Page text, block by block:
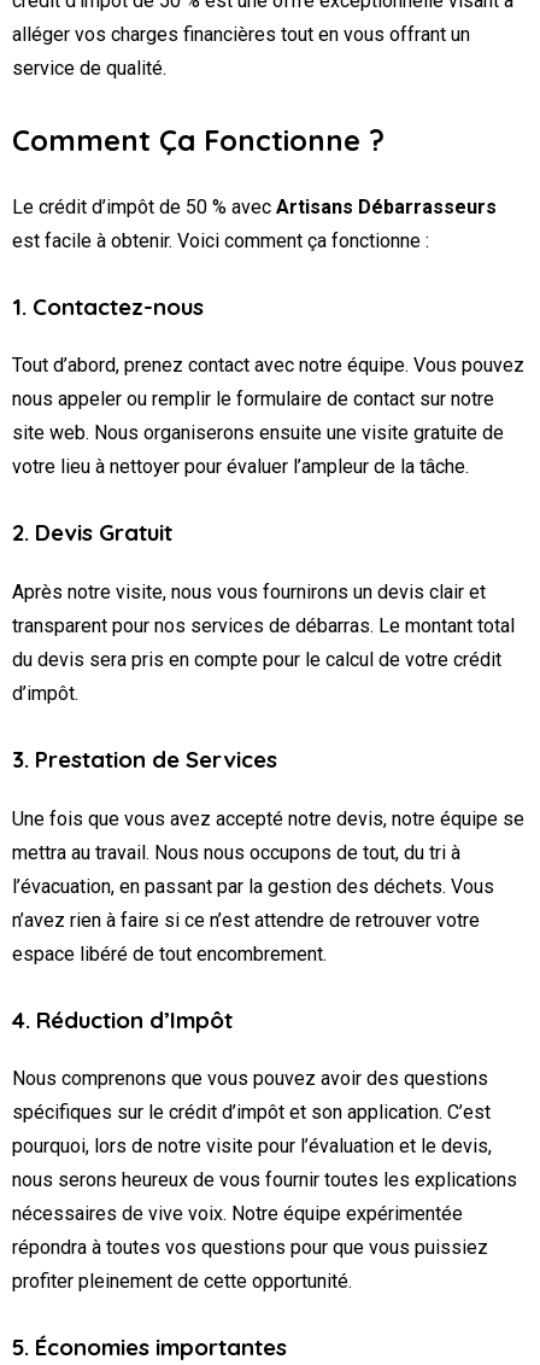
alléger vos charges financières tout en vous offrant un
service de qualité.
Comment Ça Fonctionne ?
Le crédit d’impôt de 50 % avec Artisans Débarrasseurs
est facile à obtenir. Voici comment ça fonctionne :
1. Contactez-nous
Tout d’abord, prenez contact avec notre équipe. Vous pouvez
nous appeler ou remplir le formulaire de contact sur notre
site web. Nous organiserons ensuite une visite gratuite de
votre lieu à nettoyer pour évaluer l’ampleur de la tâche.
2. Devis Gratuit
Après notre visite, nous vous fournirons un devis clair et
transparent pour nos services de débarras. Le montant total
du devis sera pris en compte pour le calcul de votre crédit
d’impôt.
3. Prestation de Services
Une fois que vous avez accepté notre devis, notre équipe se
mettra au travail. Nous nous occupons de tout, du tri à
l’évacuation, en passant par la gestion des déchets. Vous
n’avez rien à faire si ce n’est attendre de retrouver votre
espace libéré de tout encombrement.
4. Réduction d’Impôt
Nous comprenons que vous pouvez avoir des questions
spécifiques sur le crédit d’impôt et son application. C’est
pourquoi, lors de notre visite pour l’évaluation et le devis,
nous serons heureux de vous fournir toutes les explications
nécessaires de vive voix. Notre équipe expérimentée
répondra à toutes vos questions pour que vous puissiez
profiter pleinement de cette opportunité.
5. Économies importantes